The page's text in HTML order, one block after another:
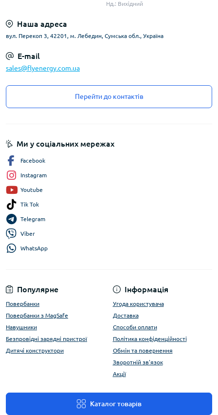
Нд.: Вихідний
Наша адреса
вул. Перекоп 3, 42201, м. Лебедин, Сумська обл., Україна
E-mail
sales@flyenergy.com.ua
Перейти до контактів
Популярне
Повербанки
Повербанки з MagSafe
Навушники
Безпровідні зарядні пристрої
Дитячі конструктори
Інформація
Угода користувача
Доставка
Способи оплати
Політика конфіденційності
Обмін та повернення
Зворотній зв'язок
Акції
Каталог товарів
Ми у соціальних мережах
Facebook
Instagram
Youtube
Tik Tok
Telegram
Viber
WhatsApp